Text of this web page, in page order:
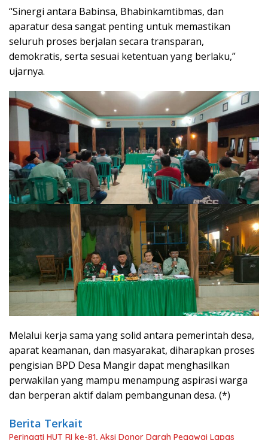
“Sinergi antara Babinsa, Bhabinkamtibmas, dan
aparatur desa sangat penting untuk memastikan
seluruh proses berjalan secara transparan,
demokratis, serta sesuai ketentuan yang berlaku,”
ujarnya.
Melalui kerja sama yang solid antara pemerintah desa,
aparat keamanan, dan masyarakat, diharapkan proses
pengisian BPD Desa Mangir dapat menghasilkan
perwakilan yang mampu menampung aspirasi warga
dan berperan aktif dalam pembangunan desa. (*)
Berita Terkait
Peringati HUT RI ke-81, Aksi Donor Darah Pegawai Lapas